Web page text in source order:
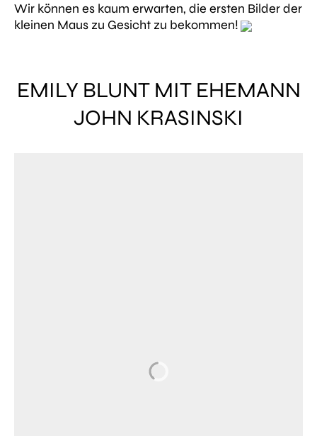
Wir können es kaum erwarten, die ersten Bilder der
kleinen Maus zu Gesicht zu bekommen!
EMILY BLUNT MIT EHEMANN
JOHN KRASINSKI